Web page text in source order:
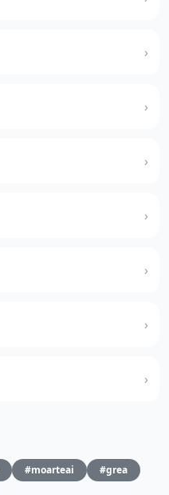
#moarteai #grea